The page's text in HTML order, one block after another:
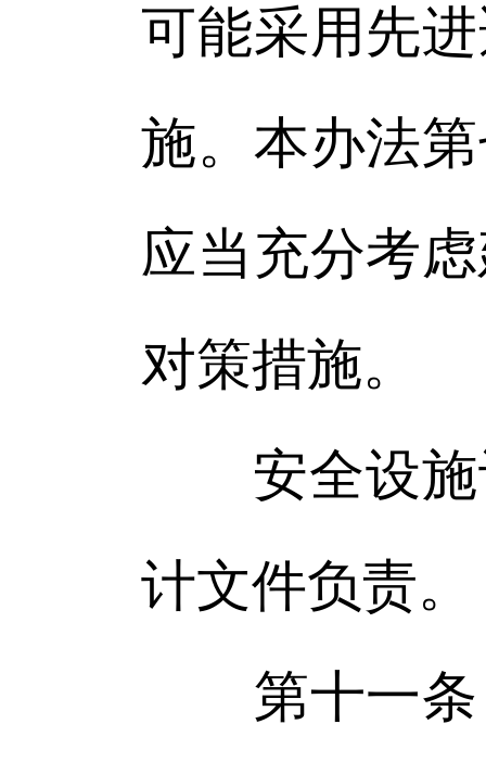
可能采用先
施。本办法
应当充分考
对策措施。
安全设施
计文件负责。
第十一条